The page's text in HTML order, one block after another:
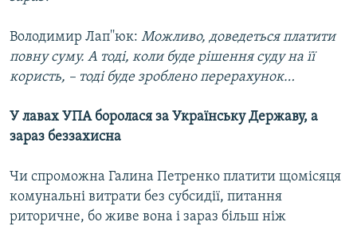
Володимир Лап''юк: Можливо, доведеться платити
повну суму. А тоді, коли буде рішення суду на її
користь, – тоді буде зроблено перерахунок…
У лавах УПА боролася за Українську Державу, а
зараз беззахисна
Чи спроможна Галина Петренко платити щомісяця
комунальні витрати без субсидії, питання
риторичне, бо живе вона і зараз більш ніж